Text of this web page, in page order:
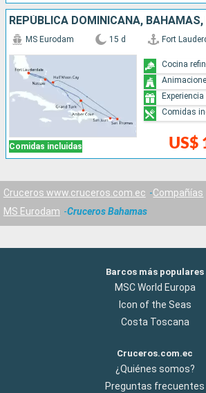
Comidas incluidas
MS Eurodam 15 d Fort
US$
Cocina
Comidas
Cruceros www.cruceros.com.ec Compañías
MS Eurodam
Cruceros Bahamas
Barcos más populares
MSC World Europa
Icon of the Seas
Costa Toscana
Cruceros.com.ec
¿Quiénes somos?
Preguntas frecuentes